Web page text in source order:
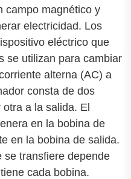
campo magnético y
electricidad. Los
eléctrico que
se utilizan para cambiar
alterna (AC) a
consta de dos
a la salida. El
en la bobina de
en la bobina de salida.
se transfiere depende
cada bobina.